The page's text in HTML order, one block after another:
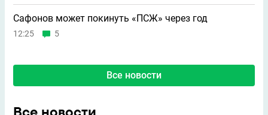
Сафонов может покинуть «ПСЖ» через год
12:25 5
Все новости